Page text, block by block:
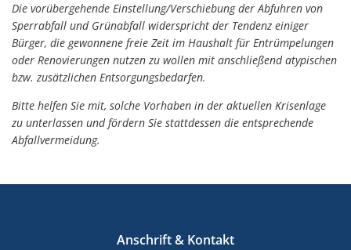
Die vorübergehende Einstellung/Verschiebung der Abfuhren von
Sperrabfall und Grünabfall widerspricht der Tendenz einiger
Bürger, die gewonnene freie Zeit im Haushalt für Entrümpelungen
oder Renovierungen nutzen zu wollen mit anschließend atypischen
bzw. zusätzlichen Entsorgungsbedarfen.
Bitte helfen Sie mit, solche Vorhaben in der aktuellen Krisenlage
zu unterlassen und fördern Sie stattdessen die entsprechende
Abfallvermeidung.
Anschrift & Kontakt